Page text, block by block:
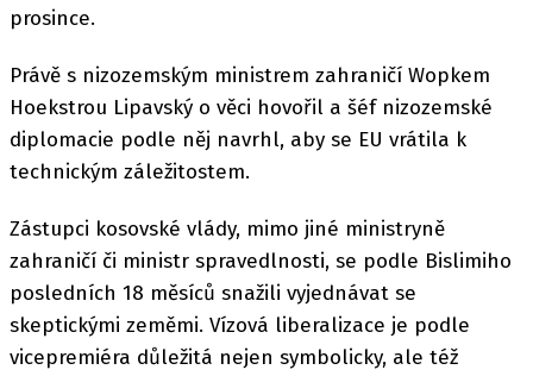
prosince.
Právě s nizozemským ministrem zahraničí Wopkem
Hoekstrou Lipavský o věci hovořil a šéf nizozemské
diplomacie podle něj navrhl, aby se EU vrátila k
technickým záležitostem.
Zástupci kosovské vlády, mimo jiné ministryně
zahraničí či ministr spravedlnosti, se podle Bislimiho
posledních 18 měsíců snažili vyjednávat se
skeptickými zeměmi. Vízová liberalizace je podle
vicepremiéra důležitá nejen symbolicky, ale též